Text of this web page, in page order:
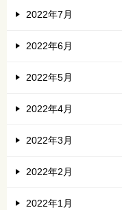
2022年7月
2022年6月
2022年5月
2022年4月
2022年3月
2022年2月
2022年1月